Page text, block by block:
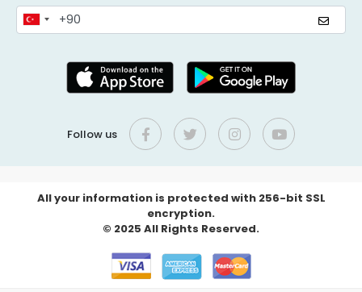
Follow us
All your information is protected with 256-bit SSL
encryption.
© 2025 All Rights Reserved.